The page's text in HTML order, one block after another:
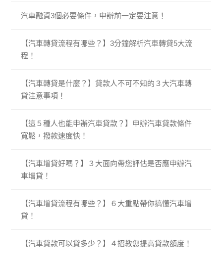
汽車融資3個必要條件，申辦前一定要注意！
【汽車轉貸流程有哪些？】3分鐘解析汽車轉貸5大流
程！
【汽車轉貸是什麼？】貸款人不可不知的３大汽車轉
貸注意事項！
【這５種人也能申辦汽車貸款？】申辦汽車貸款條件
寬鬆，撥款速度快！
【汽車增貸好嗎？】３大面向帶您評估是否應申辦汽
車增貸！
【汽車增貸流程有哪些？】６大重點帶你搞懂汽車增
貸！
【汽車貸款可以貸多少？】４招教您提高貸款額度！